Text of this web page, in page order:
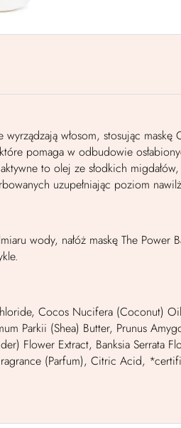
wyrządzają włosom, stosując
pomaga w odbudowie
to olej ze słodkich
uzupełniając poziom
wody, nałóż maskę The
Cocos Nucifera (Coconut)
Parkii (Shea) Butter, Prunus
Flower Extract, Banksia Serrata
(Parfum), Citric Acid,